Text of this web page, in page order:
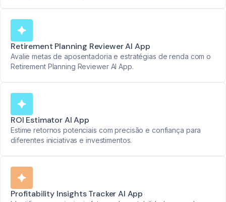
Retirement Planning Reviewer AI App
Avalie metas de aposentadoria e estratégias de renda com o
Retirement Planning Reviewer AI App.
ROI Estimator AI App
Estime retornos potenciais com precisão e confiança para
diferentes iniciativas e investimentos.
Profitability Insights Tracker AI App